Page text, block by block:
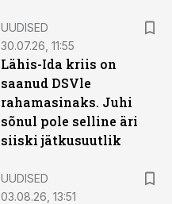
UUDISED
30.07.26, 11:55
Lähis-Ida kriis on
saanud DSVle
rahamasinaks. Juhi
sõnul pole selline äri
siiski jätkusuutlik
UUDISED
03.08.26, 13:51